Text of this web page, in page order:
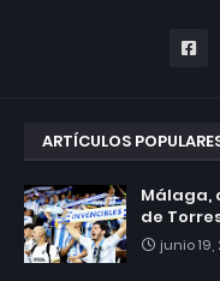
ARTÍCULOS
Málaga,
de
junio 19,